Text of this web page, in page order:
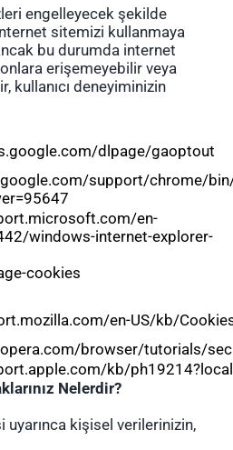
engelleyecek şekilde
sitemizi kullanmaya
bu durumda internet
erişemeyebilir veya
kullanıcı deneyiminizin
dlpage/gaoptout
support/chrome/
en-
windows-internet-explorer-
cookies
en-US/kb/
browser/tutorials/
kb/
Nelerdir?
uyarınca kişisel verilerinizin,